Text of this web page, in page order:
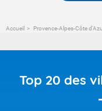
Accueil Provence-Alpes-Côte
Top 20 des